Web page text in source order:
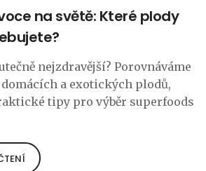
na světě: Které plody
nejzdravější? Porovnáváme
a exotických plodů,
tipy pro výběr superfoods